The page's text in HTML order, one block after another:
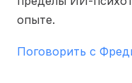
опыте.
Поговорить с